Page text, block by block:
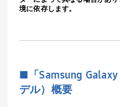
境に依存します。
■「Samsung
デル）概要